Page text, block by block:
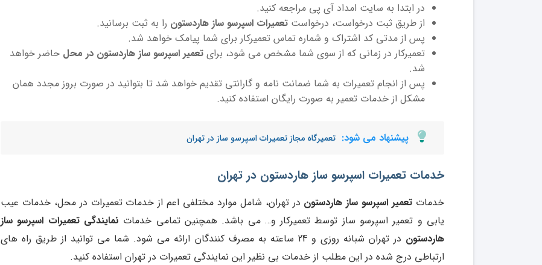
در ابتدا به سایت امداد آی پی مراجعه کنید.
از طریق ثبت درخواست، درخواست تعمیرات اسپرسو ساز هاردستون را به ثبت برسانید.
پس از مدتی کد اشتراک و شماره تماس تعمیرکار برای شما پیامک خواهد شد.
تعمیرکار در زمانی که از سوی شما مشخص می شود، برای تعمیر اسپرسو ساز هاردستون در محل حاضر خواهد
شد.
پس از انجام تعمیرات به شما ضمانت نامه و گارانتی تقدیم خواهد شد تا بتوانید در صورت بروز مجدد همان
مشکل از خدمات تعمیر به صورت رایگان استفاده کنید.
پیشنهاد می شود: تعمیرگاه مجاز تعمیرات اسپرسو ساز در تهران
خدمات تعمیرات اسپرسو ساز هاردستون در تهران
خدمات تعمیر اسپرسو ساز هاردستون در تهران، شامل موارد مختلفی اعم از خدمات تعمیرات در محل، خدمات عیب
یابی و تعمیر اسپرسو ساز توسط تعمیرکار و… می باشد. همچنین تمامی خدمات نمایندگی تعمیرات اسپرسو ساز
هاردستون
در تهران شبانه روزی و 24 ساعته به مصرف کنندگان ارائه می شود. شما می توانید از طریق راه های
ارتباطی درج شده در این مطلب از خدمات بی نظیر این نمایندگی تعمیرات در تهران استفاده کنید.